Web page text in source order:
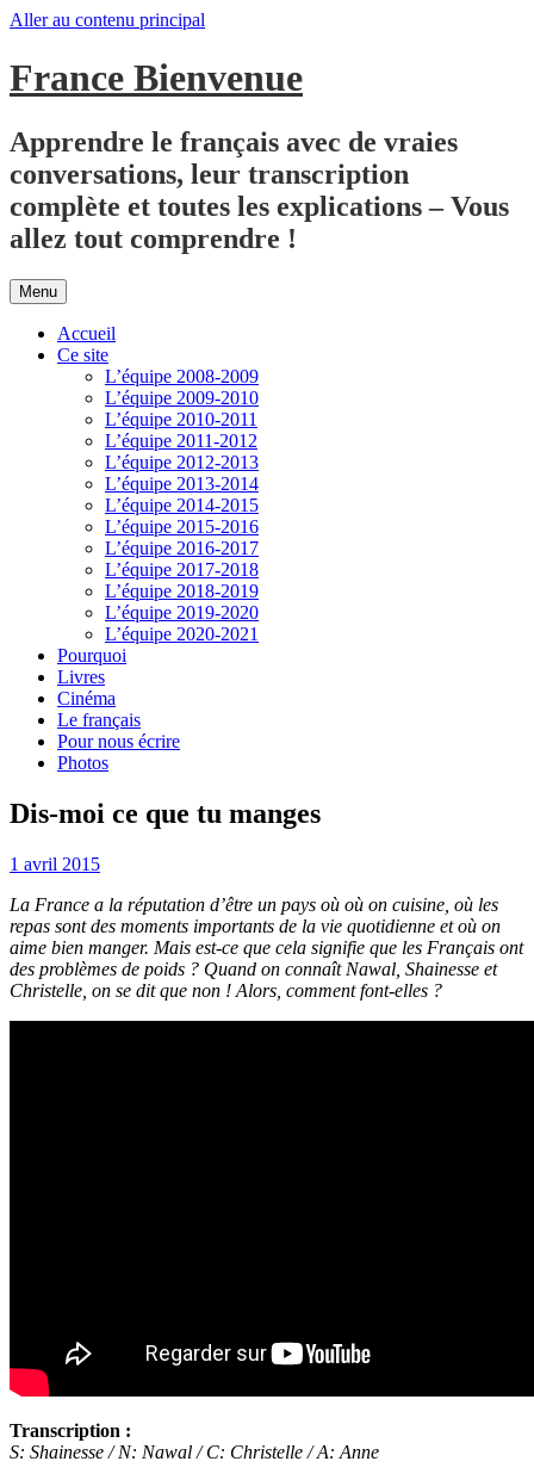
Aller au contenu principal
France Bienvenue
Apprendre le français avec de vraies
conversations, leur transcription
complète et toutes les explications – Vous
allez tout comprendre !
Menu
Accueil
Ce site
L’équipe 2008-2009
L’équipe 2009-2010
L’équipe 2010-2011
L’équipe 2011-2012
L’équipe 2012-2013
L’équipe 2013-2014
L’équipe 2014-2015
L’équipe 2015-2016
L’équipe 2016-2017
L’équipe 2017-2018
L’équipe 2018-2019
L’équipe 2019-2020
L’équipe 2020-2021
Pourquoi
Livres
Cinéma
Le français
Pour nous écrire
Photos
Dis-moi ce que tu manges
1 avril 2015
La France a la réputation d’être un pays où où on cuisine, où les
repas sont des moments importants de la vie quotidienne et où on
aime bien manger. Mais est-ce que cela signifie que les Français ont
des problèmes de poids ? Quand on connaît Nawal, Shainesse et
Christelle, on se dit que non ! Alors, comment font-elles ?
Transcription :
S: Shainesse / N: Nawal / C: Christelle / A: Anne